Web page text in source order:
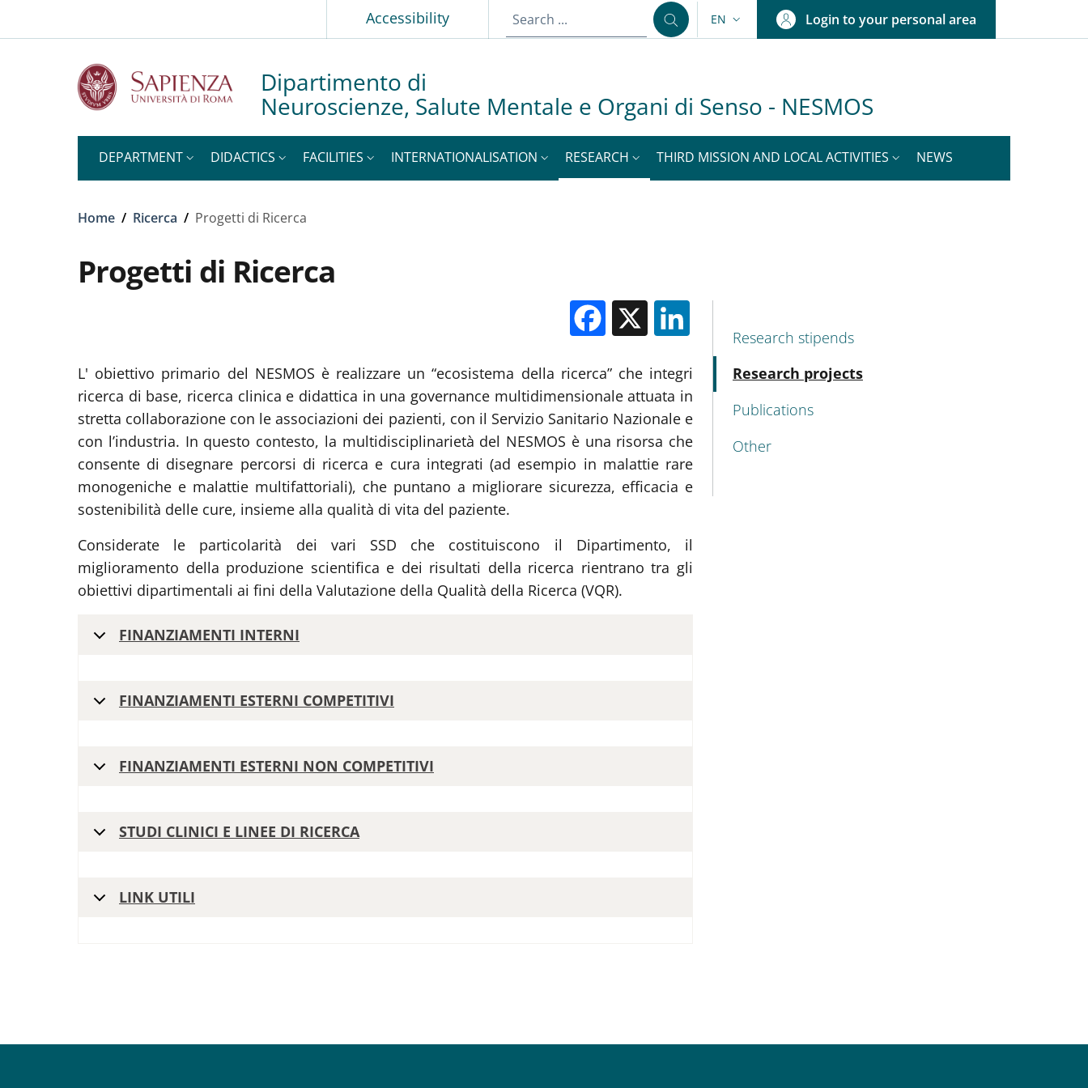
Slim topAccessibility LANGUAGE SWITCHER: CURRENT LANGUAGE
EN Login to your personal area
Dipartimento di
Neuroscienze, Salute Mentale e Organi di Senso - NESMOS
DEPARTMENT DIDACTICS FACILITIES INTERNATIONALISATION RESEARCH THIRD MISSION AND LOCAL ACTIVITIES NEWS
Breadcrumb
Home / Ricerca / Progetti di Ricerca
Progetti di Ricerca
Facebook
X
L' obiettivo primario del NESMOS è realizzare un “ecosistema della ricerca” che integri
ricerca di base, ricerca clinica e didattica in una governance multidimensionale attuata in
stretta collaborazione con le associazioni dei pazienti, con il Servizio Sanitario Nazionale e
con l’industria. In questo contesto, la multidisciplinarietà del NESMOS è una risorsa che
consente di disegnare percorsi di ricerca e cura integrati (ad esempio in malattie rare
monogeniche e malattie multifattoriali), che puntano a migliorare sicurezza, efficacia e
sostenibilità delle cure, insieme alla qualità di vita del paziente.
Considerate le particolarità dei vari SSD che costituiscono il Dipartimento, il
miglioramento della produzione scientifica e dei risultati della ricerca rientrano tra gli
obiettivi dipartimentali ai fini della Valutazione della Qualità della Ricerca (VQR).
FINANZIAMENTI INTERNI
FINANZIAMENTI ESTERNI COMPETITIVI
FINANZIAMENTI ESTERNI NON COMPETITIVI
STUDI CLINICI E LINEE DI RICERCA
LINK UTILI
MENU CEV SECOND NAVIGATION
Research stipends
Research projects
Publications
Other